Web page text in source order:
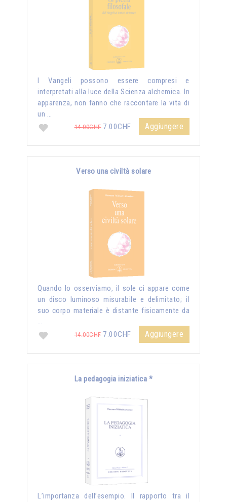
I Vangeli possono essere compresi e
interpretati alla luce della Scienza alchemica. In
apparenza, non fanno che raccontare la vita di
un …
14.00CHF7.00CHF Aggiungere
Verso una civiltà solare
Quando lo osserviamo, il sole ci appare come
un disco luminoso misurabile e delimitato; il
suo corpo materiale è distante fisicamente da
…
14.00CHF7.00CHF Aggiungere
La pedagogia iniziatica *
L’importanza dell’esempio. Il rapporto tra il